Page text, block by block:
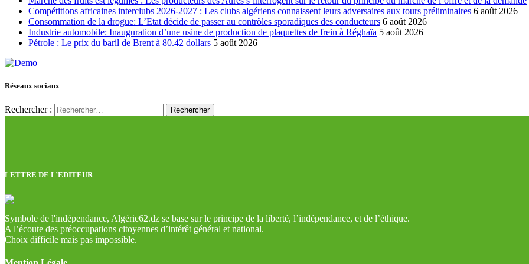
Compétitions africaines interclubs 2026-2027 : Les clubs algériens connaissent leurs adversaires aux tours préliminaires 6 août 2026
Consommation de la drogue: L’Etat décide de passer au contrôles sporadiques des conducteurs 6 août 2026
Industrie automobile: Inauguration d’une usine de production de plaquettes de frein à Réghaïa 5 août 2026
Pétrole : Le prix du baril de Brent à 80.42 dollars 5 août 2026
Réseaux sociaux
Rechercher :
LETTRE DE L’EDITEUR
Symbole de l'indépendance, Algérie62.dz se base sur le principe de la liberté, l’indépendance, et de l’éthique.
A l’écoute des préoccupations citoyennes d’intérêt général et national.
Choix difficile mais pas impossible.